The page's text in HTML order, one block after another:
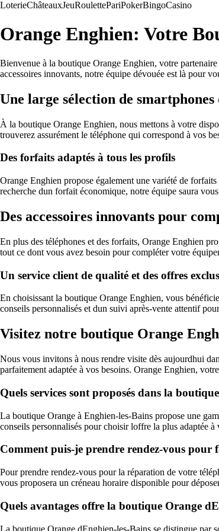
LoterieChâteauxJeuRoulettePariPokerBingoCasino
Orange Enghien: Votre
Bienvenue à la boutique Orange Enghien, votre
accessoires innovants, notre équipe dévouée est là pour
Une large sélection de
À la boutique Orange Enghien, nous mettons à votre
trouverez assurément le téléphone qui correspond à vos
Des forfaits adaptés à tous les profils
Orange Enghien propose également une variété de
recherche dun forfait économique, notre équipe saura
Des accessoires innovants pour
En plus des téléphones et des forfaits, Orange Enghien
tout ce dont vous avez besoin pour compléter votre
Un service client de qualité et des offres
En choisissant la boutique Orange Enghien, vous
conseils personnalisés et dun suivi après-vente attentif
Visitez notre boutique Orange
Nous vous invitons à nous rendre visite dès aujourdhui
parfaitement adaptée à vos besoins. Orange Enghien,
Quels services sont proposés dans la
La boutique Orange à Enghien-les-Bains propose une
conseils personnalisés pour choisir loffre la plus adaptée à
Comment puis-je prendre rendez-vous pour
Pour prendre rendez-vous pour la réparation de votre
vous proposera un créneau horaire disponible pour
Quels avantages offre la boutique Orange
La boutique Orange dEnghien-les-Bains se distingue par